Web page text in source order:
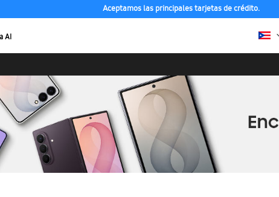
Aceptamos las principales tarjetas de crédito.
AI